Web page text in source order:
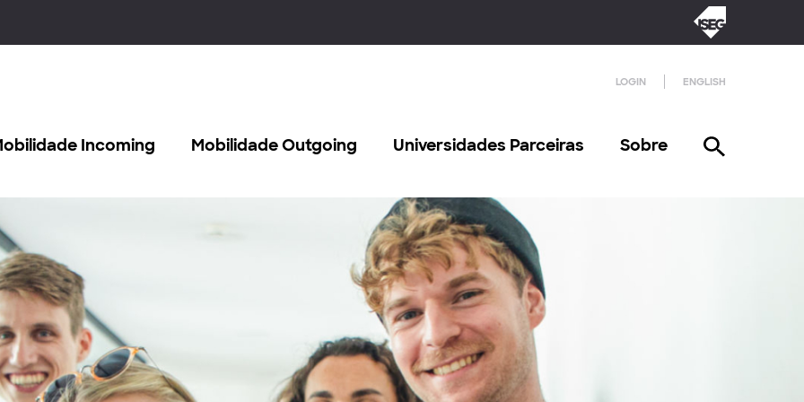
LOGIN ENGLISH
Incoming Mobilidade Outgoing Universidades Parceiras Sobre